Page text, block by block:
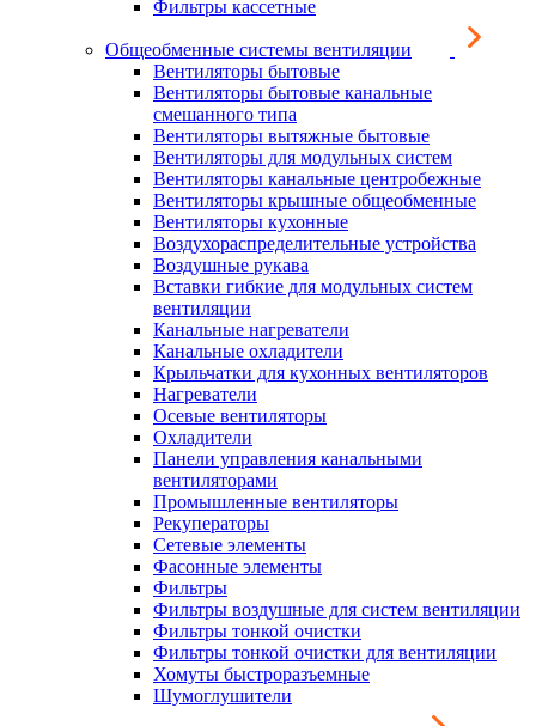
Фильтры кассетные
Общеобменные системы вентиляции
Вентиляторы бытовые
Вентиляторы бытовые канальные
смешанного типа
Вентиляторы вытяжные бытовые
Вентиляторы для модульных систем
Вентиляторы канальные центробежные
Вентиляторы крышные общеобменные
Вентиляторы кухонные
Воздухораспределительные устройства
Воздушные рукава
Вставки гибкие для модульных систем
вентиляции
Канальные нагреватели
Канальные охладители
Крыльчатки для кухонных вентиляторов
Нагреватели
Осевые вентиляторы
Охладители
Панели управления канальными
вентиляторами
Промышленные вентиляторы
Рекуператоры
Сетевые элементы
Фасонные элементы
Фильтры
Фильтры воздушные для систем вентиляции
Фильтры тонкой очистки
Фильтры тонкой очистки для вентиляции
Хомуты быстроразъемные
Шумоглушители